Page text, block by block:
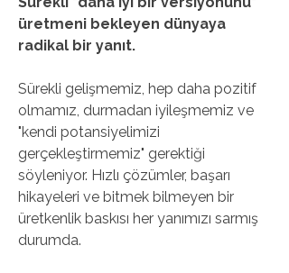
üretmeni bekleyen dünyaya
radikal bir yanıt.
Sürekli gelişmemiz, hep daha pozitif
olmamız, durmadan iyileşmemiz ve
"kendi potansiyelimizi
gerçekleştirmemiz" gerektiği
söyleniyor. Hızlı çözümler, başarı
hikayeleri ve bitmek bilmeyen bir
üretkenlik baskısı her yanımızı sarmış
durumda.